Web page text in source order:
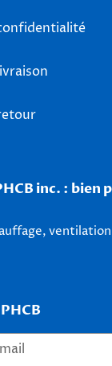
inc. : bien